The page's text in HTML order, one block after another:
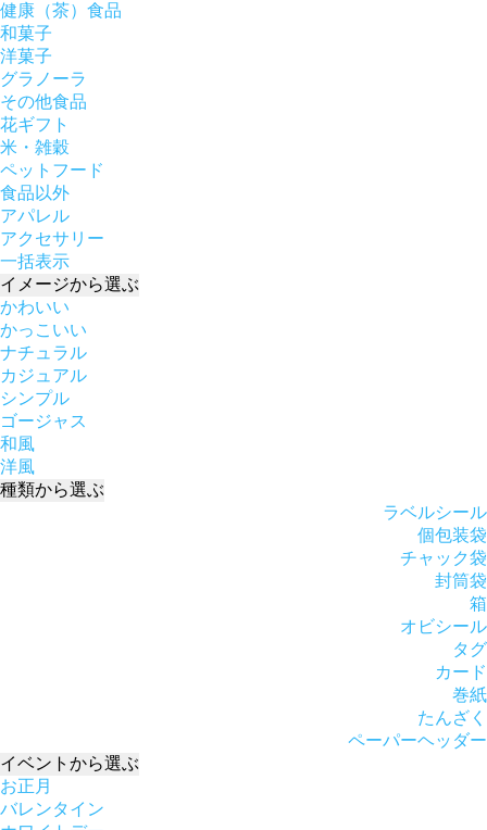
健康（茶）食品
和菓子
洋菓子
グラノーラ
その他食品
花ギフト
米・雑穀
ペットフード
食品以外
アパレル
アクセサリー
一括表示
イメージから選ぶ
かわいい
かっこいい
ナチュラル
カジュアル
シンプル
ゴージャス
和風
洋風
種類から選ぶ
ラベルシール
個包装袋
チャック袋
封筒袋
箱
オビシール
タグ
カード
巻紙
たんざく
ペーパーヘッダー
イベント から選ぶ
お正月
バレンタイン